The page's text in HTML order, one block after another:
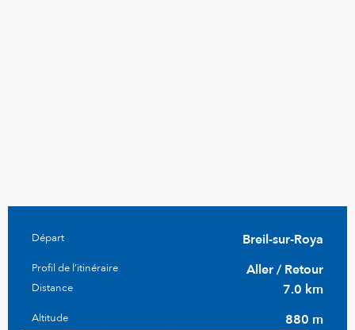
Informations pratiques
Départ Breil-sur-Roya
Profil de l’itinéraire Aller / Retour
Distance 7.0 km
Altitude
880 m